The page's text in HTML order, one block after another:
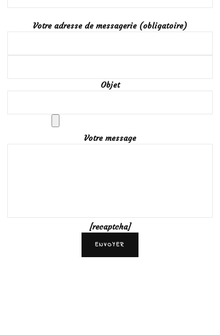
Votre adresse de messagerie (obligatoire)
Objet
Votre message
[recaptcha]